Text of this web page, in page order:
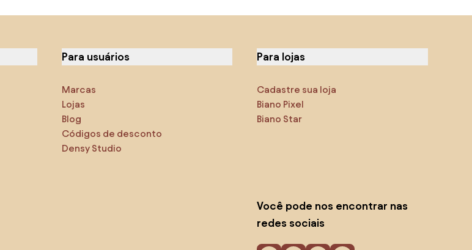
Para usuários
Marcas
Lojas
Blog
Códigos de desconto
Densy Studio
Para lojas
Cadastre sua loja
Biano Pixel
Biano Star
Você pode nos encontrar nas
redes sociais